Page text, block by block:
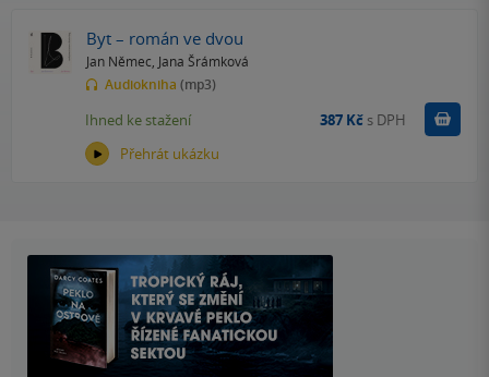
Byt – román ve dvou
Jan Němec Jana Šrámková
Audiokniha (mp3)
Přehrát ukázku
Ihned ke stažení 387 Kč s DPH Koupit